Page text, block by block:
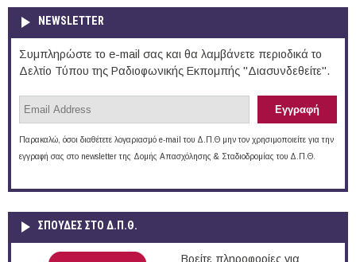
NEWSLETTER
Συμπληρώστε το e-mail σας και θα λαμβάνετε περιοδικά το
Δελτίο Τύπου της Ραδιοφωνικής Εκπομπής "Διασυνδεθείτε".
Παρακαλώ, όσοι διαθέτετε λογαριασμό e-mail του Δ.Π.Θ μην τον χρησιμοποιείτε για την
εγγραφή σας στο newsletter της Δομής Απασχόλησης & Σταδιοδρομίας του Δ.Π.Θ.
ΣΠΟΥΔΈΣ ΣΤΟ Δ.Π.Θ.
Βρείτε πληροφορίες για